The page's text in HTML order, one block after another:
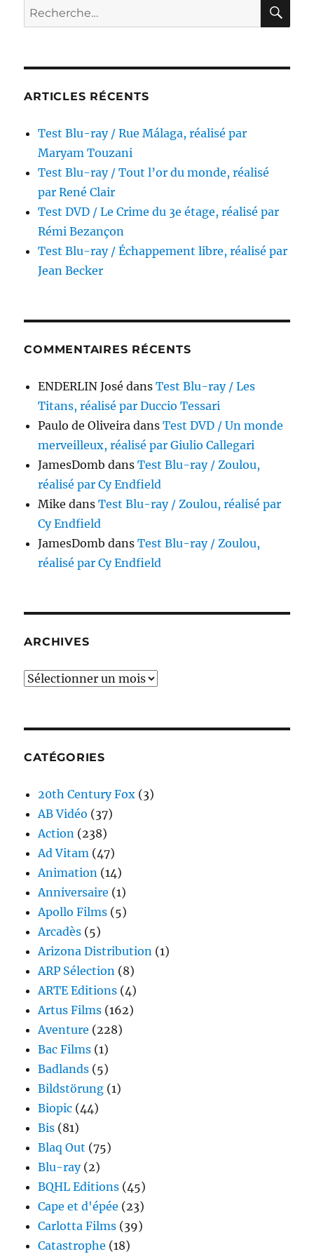
sentimentale,
réalisé
Recherche
pour :
ARTICLES RÉCENTS
Test Blu-ray / Rue Málaga, réalisé par
Maryam Touzani
Test Blu-ray / Tout l’or du monde, réalisé
par René Clair
Test DVD / Le Crime du 3e étage, réalisé par
Rémi Bezançon
Test Blu-ray / Échappement libre, réalisé par
Jean Becker
COMMENTAIRES RÉCENTS
ENDERLIN José dansTest Blu-ray / Les
Titans, réalisé par Duccio Tessari
Paulo de Oliveira dansTest DVD / Un monde
merveilleux, réalisé par Giulio Callegari
JamesDomb dansTest Blu-ray / Zoulou,
réalisé par Cy Endfield
Mike dansTest Blu-ray / Zoulou, réalisé par
Cy Endfield
JamesDomb dansTest Blu-ray / Zoulou,
réalisé par Cy Endfield
ARCHIVES
Archives
CATÉGORIES
20th Century Fox (3)
AB Vidéo (37)
Action (238)
Ad Vitam (47)
Animation (14)
Anniversaire (1)
Apollo Films (5)
Arcadès (5)
Arizona Distribution (1)
ARP Sélection (8)
ARTE Editions (4)
Artus Films (162)
Aventure (228)
Bac Films (1)
Badlands (5)
Bildstörung (1)
Biopic (44)
Bis (81)
Blaq Out (75)
Blu-ray(2)
BQHL Editions (45)
Cape et d'épée (23)
Carlotta Films (39)
Catastrophe (18)